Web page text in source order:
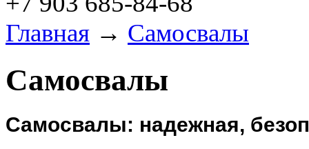
Главная → Самосвалы
Самосвалы
Самосвалы: надежная,